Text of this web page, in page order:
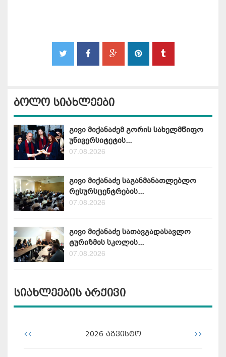
ბოლო სიახლეები
გივი მიქანაძემ გორის სახელმწიფო
უნივერსიტეტის...
07.08.2026
გივი მიქანაძე საგანმანათლებლო
რესურსცენტრების...
07.08.2026
გივი მიქანაძე სათავგადასავლო
ტურიზმის სკოლის...
07.08.2026
სიახლეების არქივი
<< 2026 აგვისტო >>